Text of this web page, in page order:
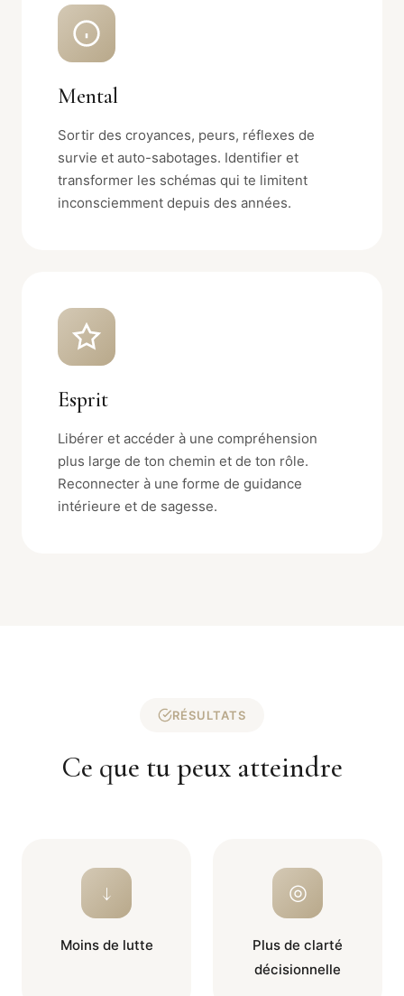
Mental
Sortir des croyances, peurs, réflexes de
survie et auto-sabotages. Identifier et
transformer les schémas qui te limitent
inconsciemment depuis des années.
Esprit
Libérer et accéder à une compréhension
plus large de ton chemin et de ton rôle.
Reconnecter à une forme de guidance
intérieure et de sagesse.
RÉSULTATS
Ce que tu peux atteindre
↓
Moins de lutte
◎
Plus de clarté
décisionnelle